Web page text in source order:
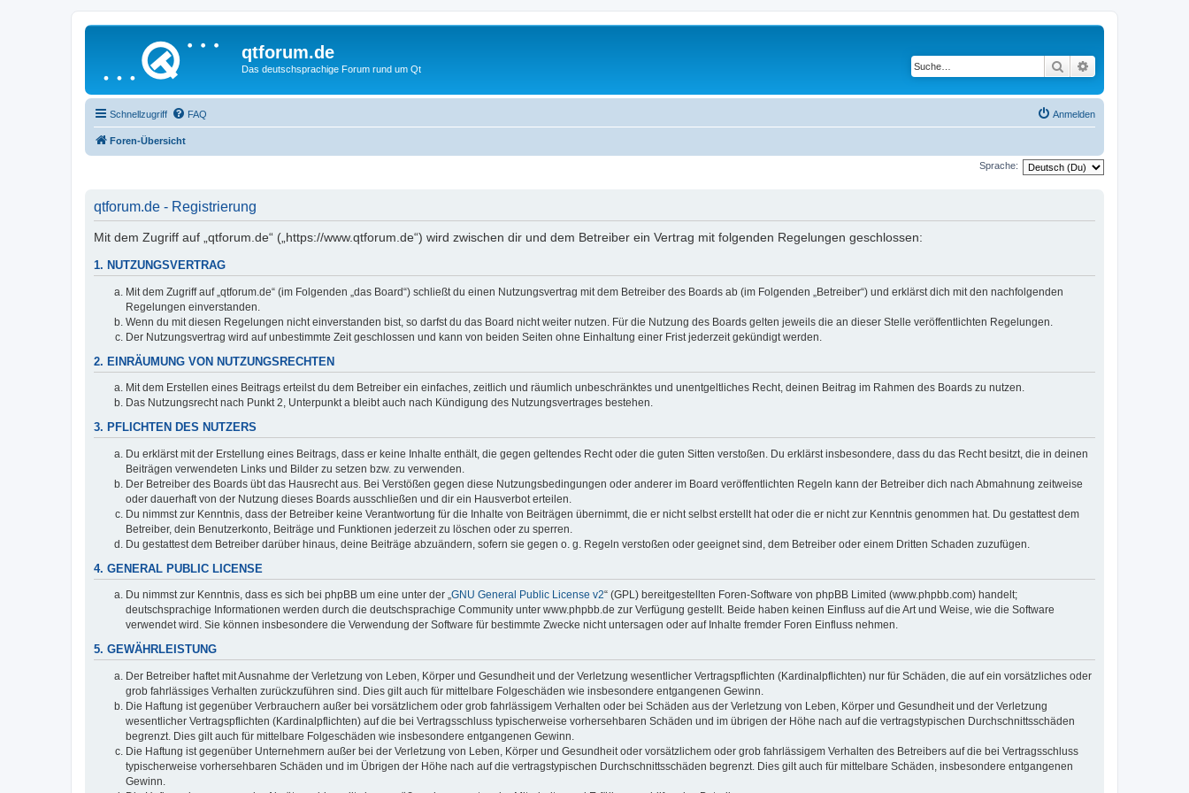
qtforum.de
Das deutschsprachige Forum rund um Qt Suche
Schnellzugriff FAQ Anmelden
Foren-Übersicht
Sprache:
qtforum.de - Registrierung
Mit dem Zugriff auf „qtforum.de“ („https://www.qtforum.de“) wird zwischen dir und dem Betreiber ein Vertrag mit folgenden Regelungen geschlossen:
1. NUTZUNGSVERTRAG
Mit dem Zugriff auf „qtforum.de“ (im Folgenden „das Board“) schließt du einen Nutzungsvertrag mit dem Betreiber des Boards ab (im Folgenden „Betreiber“) und erklärst dich mit den nachfolgenden
Regelungen einverstanden.
Wenn du mit diesen Regelungen nicht einverstanden bist, so darfst du das Board nicht weiter nutzen. Für die Nutzung des Boards gelten jeweils die an dieser Stelle veröffentlichten Regelungen.
Der Nutzungsvertrag wird auf unbestimmte Zeit geschlossen und kann von beiden Seiten ohne Einhaltung einer Frist jederzeit gekündigt werden.
2. EINRÄUMUNG VON NUTZUNGSRECHTEN
Mit dem Erstellen eines Beitrags erteilst du dem Betreiber ein einfaches, zeitlich und räumlich unbeschränktes und unentgeltliches Recht, deinen Beitrag im Rahmen des Boards zu nutzen.
Das Nutzungsrecht nach Punkt 2, Unterpunkt a bleibt auch nach Kündigung des Nutzungsvertrages bestehen.
3. PFLICHTEN DES NUTZERS
Du erklärst mit der Erstellung eines Beitrags, dass er keine Inhalte enthält, die gegen geltendes Recht oder die guten Sitten verstoßen. Du erklärst insbesondere, dass du das Recht besitzt, die in deinen
Beiträgen verwendeten Links und Bilder zu setzen bzw. zu verwenden.
Der Betreiber des Boards übt das Hausrecht aus. Bei Verstößen gegen diese Nutzungsbedingungen oder anderer im Board veröffentlichten Regeln kann der Betreiber dich nach Abmahnung zeitweise
oder dauerhaft von der Nutzung dieses Boards ausschließen und dir ein Hausverbot erteilen.
Du nimmst zur Kenntnis, dass der Betreiber keine Verantwortung für die Inhalte von Beiträgen übernimmt, die er nicht selbst erstellt hat oder die er nicht zur Kenntnis genommen hat. Du gestattest dem
Betreiber, dein Benutzerkonto, Beiträge und Funktionen jederzeit zu löschen oder zu sperren.
Du gestattest dem Betreiber darüber hinaus, deine Beiträge abzuändern, sofern sie gegen o. g. Regeln verstoßen oder geeignet sind, dem Betreiber oder einem Dritten Schaden zuzufügen.
4. GENERAL PUBLIC LICENSE
Du nimmst zur Kenntnis, dass es sich bei phpBB um eine unter der „GNU General Public License v2“ (GPL) bereitgestellten Foren-Software von phpBB Limited (www.phpbb.com) handelt;
deutschsprachige Informationen werden durch die deutschsprachige Community unter www.phpbb.de zur Verfügung gestellt. Beide haben keinen Einfluss auf die Art und Weise, wie die Software
verwendet wird. Sie können insbesondere die Verwendung der Software für bestimmte Zwecke nicht untersagen oder auf Inhalte fremder Foren Einfluss nehmen.
5. GEWÄHRLEISTUNG
Der Betreiber haftet mit Ausnahme der Verletzung von Leben, Körper und Gesundheit und der Verletzung wesentlicher Vertragspflichten (Kardinalpflichten) nur für Schäden, die auf ein vorsätzliches oder
grob fahrlässiges Verhalten zurückzuführen sind. Dies gilt auch für mittelbare Folgeschäden wie insbesondere entgangenen Gewinn.
Die Haftung ist gegenüber Verbrauchern außer bei vorsätzlichem oder grob fahrlässigem Verhalten oder bei Schäden aus der Verletzung von Leben, Körper und Gesundheit und der Verletzung
wesentlicher Vertragspflichten (Kardinalpflichten) auf die bei Vertragsschluss typischerweise vorhersehbaren Schäden und im übrigen der Höhe nach auf die vertragstypischen Durchschnittsschäden
begrenzt. Dies gilt auch für mittelbare Folgeschäden wie insbesondere entgangenen Gewinn.
Die Haftung ist gegenüber Unternehmern außer bei der Verletzung von Leben, Körper und Gesundheit oder vorsätzlichem oder grob fahrlässigem Verhalten des Betreibers auf die bei Vertragsschluss
typischerweise vorhersehbaren Schäden und im Übrigen der Höhe nach auf die vertragstypischen Durchschnittsschäden begrenzt. Dies gilt auch für mittelbare Schäden, insbesondere entgangenen
Gewinn.